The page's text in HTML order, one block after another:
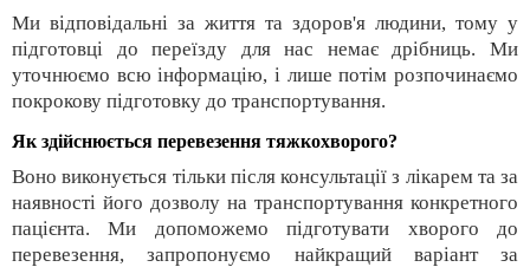
Ми відповідальні за життя та здоров'я людини, тому у
підготовці до переїзду для нас немає дрібниць. Ми
уточнюємо всю інформацію, і лише потім розпочинаємо
покрокову підготовку до транспортування.
Як здійснюється перевезення тяжкохворого?
Воно виконується тільки після консультації з лікарем та за
наявності його дозволу на транспортування конкретного
пацієнта. Ми допоможемо підготувати хворого до
перевезення, запропонуємо найкращий варіант за